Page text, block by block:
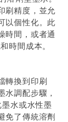
刷精度，並允
以個性化。此
時間，或者通
時間成本。
轉換到印刷
調配步驟，
水或水性墨
免了傳統溶劑